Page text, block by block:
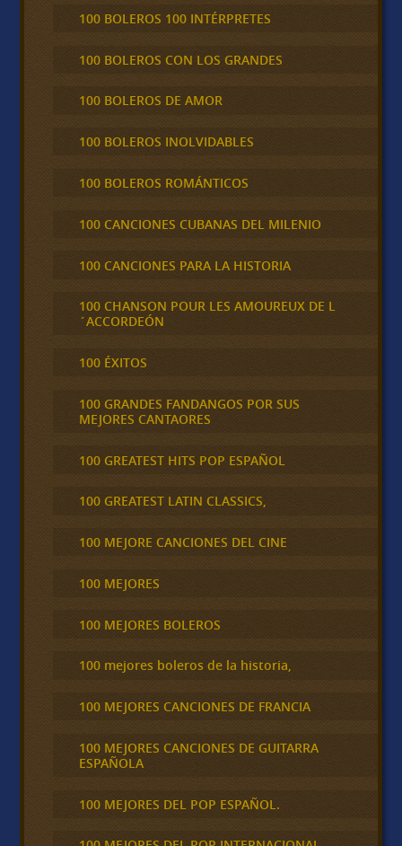
100 BOLEROS 100 INTÉRPRETES
100 BOLEROS CON LOS GRANDES
100 BOLEROS DE AMOR
100 BOLEROS INOLVIDABLES
100 BOLEROS ROMÁNTICOS
100 CANCIONES CUBANAS DEL MILENIO
100 CANCIONES PARA LA HISTORIA
100 CHANSON POUR LES AMOUREUX DE L
´ACCORDEÓN
100 ÉXITOS
100 GRANDES FANDANGOS POR SUS
MEJORES CANTAORES
100 GREATEST HITS POP ESPAÑOL
100 GREATEST LATIN CLASSICS,
100 MEJORE CANCIONES DEL CINE
100 MEJORES
100 MEJORES BOLEROS
100 mejores boleros de la historia,
100 MEJORES CANCIONES DE FRANCIA
100 MEJORES CANCIONES DE GUITARRA
ESPAÑOLA
100 MEJORES DEL POP ESPAÑOL.